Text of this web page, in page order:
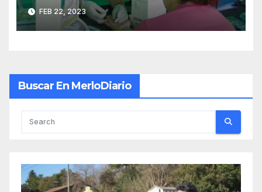
FEB 22, 2023
Buscar En MerloDiario